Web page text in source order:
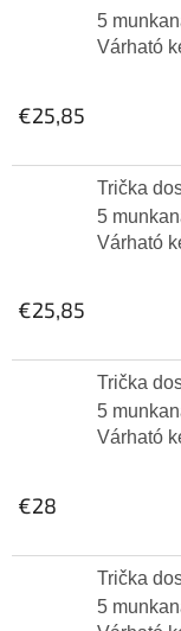
5
Várható
€25,85
Trička
5
Várható
€25,85
Trička
5
Várható
€28
Trička
5